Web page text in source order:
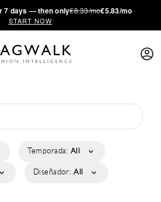
7 days — then only€8.33/mo€5.83/mo
START NOW
Temporada: All
Diseñador: All